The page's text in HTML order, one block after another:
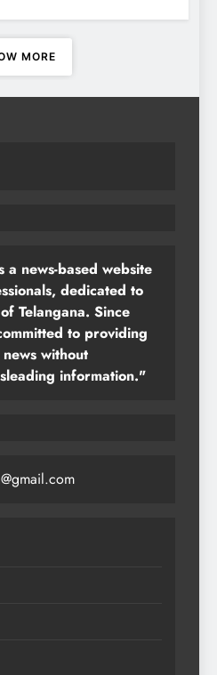
MORE
a news-based website
dedicated to
Telangana. Since
to providing
without
information."